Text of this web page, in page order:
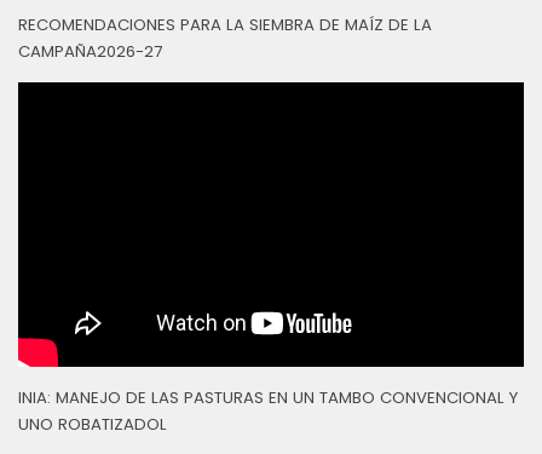
RECOMENDACIONES PARA LA SIEMBRA DE MAÍZ DE LA
CAMPAÑA2026-27
INIA: MANEJO DE LAS PASTURAS EN UN TAMBO CONVENCIONAL Y
UNO ROBATIZADOL